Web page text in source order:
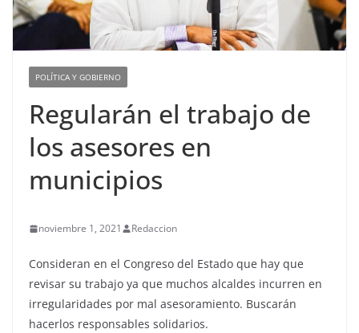
POLÍTICA Y GOBIERNO
Regularán el trabajo de
los asesores en
municipios
noviembre 1, 2021 Redaccion
Consideran en el Congreso del Estado que hay que
revisar su trabajo ya que muchos alcaldes incurren en
irregularidades por mal asesoramiento. Buscarán
hacerlos responsables solidarios.